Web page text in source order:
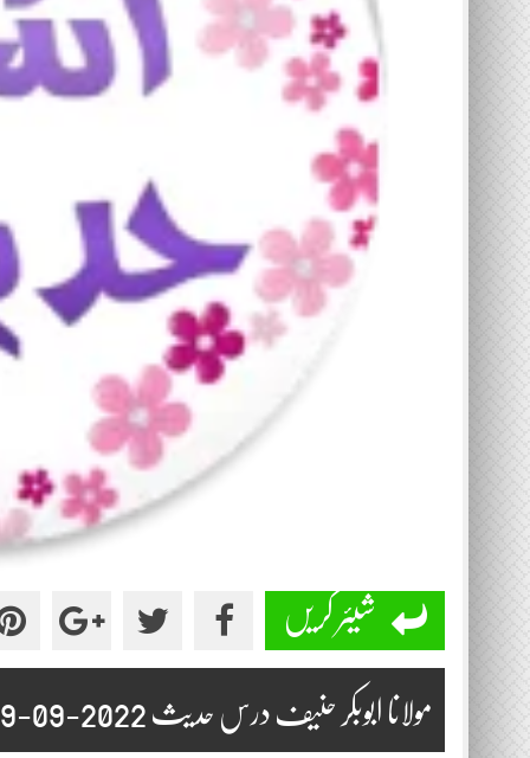
شیئر کریں
مولانا ابوبکر حنیف درس حدیث 2022-09-29